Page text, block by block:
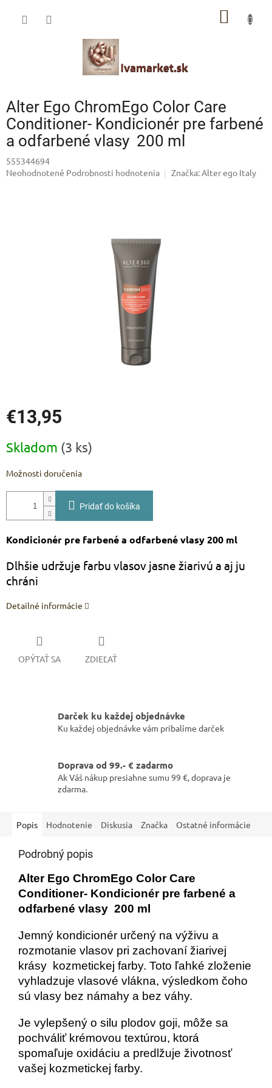
Alter Ego ChromEgo Color Care
Conditioner- Kondicionér pre farbené
a odfarbené vlasy 200 ml
555344694
Priemerné
Neohodnotené Podrobnosti hodnotenia Značka:Alter ego Italy
€13,95
cena:
Skladom (3 ks)
Možnosti doručenia
Pridať do košíka
Kondicionér pre farbené a odfarbené vlasy 200 ml
Dlhšie udržuje farbu vlasov jasne žiarivú a aj ju
chráni
Detailné informácie
OPÝTAŤ SA ZDIEĽAŤ
Darček ku každej objednávke
Ku každej objednávke vám pribalíme darček
Doprava od 99.- € zadarmo
Ak Váš nákup presiahne sumu 99 €, doprava je
zdarma.
Popis Hodnotenie Diskusia Značka Ostatné informácie
Podrobný popis
Alter Ego ChromEgo Color Care
Conditioner- Kondicionér pre farbené a
odfarbené vlasy 200 ml
Jemný kondicionér určený na výživu a
rozmotanie vlasov pri zachovaní žiarivej
krásy kozmetickej farby. Toto ľahké zloženie
vyhladzuje vlasové vlákna, výsledkom čoho
sú vlasy bez námahy a bez váhy.
Je vylepšený o silu plodov goji, môže sa
pochváliť krémovou textúrou, ktorá
spomaľuje oxidáciu a predlžuje životnosť
vašej kozmetickej farby.
IVAMARKET poradca